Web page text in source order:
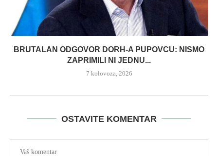
BRUTALAN ODGOVOR DORH-A PUPOVCU: NISMO
ZAPRIMILI NI JEDNU...
7 kolovoza, 2026
OSTAVITE KOMENTAR